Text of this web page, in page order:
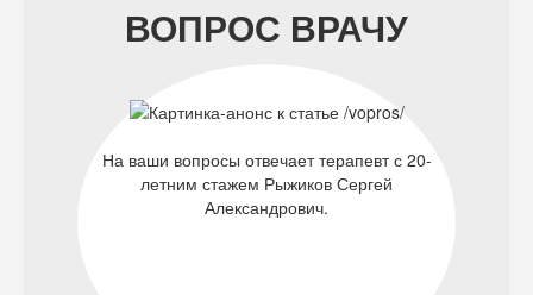
ВОПРОС ВРАЧУ
На ваши вопросы отвечает терапевт с 20-
летним стажем Рыжиков Сергей
Александрович.